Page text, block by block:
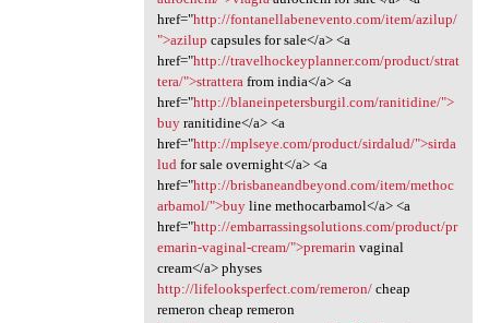
href="http://fontanellabenevento.com/item/azilup/
">azilup capsules for sale</a> <a
href="http://travelhockeyplanner.com/product/strat
tera/">stratterafrom india</a> <a
href="http://blaneinpetersburgil.com/ranitidine/">
buyranitidine</a> <a
href="http://mplseye.com/product/sirdalud/">sirda
ludfor sale overnight</a> <a
href="http://brisbaneandbeyond.com/item/methoc
arbamol/">buyline methocarbamol</a> <a
href="http://embarrassingsolutions.com/product/pr
emarin-vaginal-cream/">premarin vaginal
cream</a> physes
http://lifelooksperfect.com/remeron/cheap
remeron cheap remeron